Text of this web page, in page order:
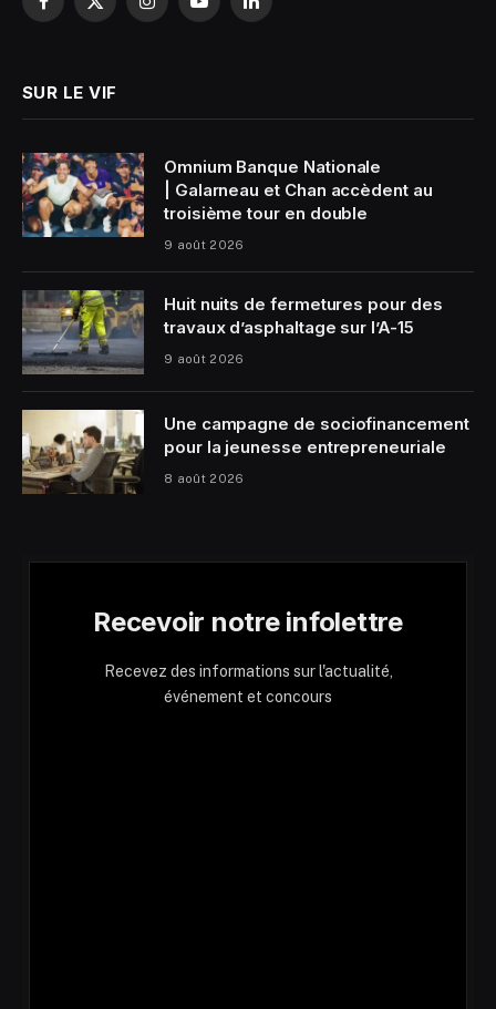
Facebook
X
InstagramYouTubeLinkedIn
SUR LE VIF
Omnium Banque Nationale
| Galarneau et Chan accèdent au
troisième tour en double
9 août 2026
Huit nuits de fermetures pour des
travaux d’asphaltage sur l’A-15
9 août 2026
Une campagne de sociofinancement
pour la jeunesse entrepreneuriale
8 août 2026
Recevoir notre infolettre
Recevez des informations sur l'actualité,
événement et concours